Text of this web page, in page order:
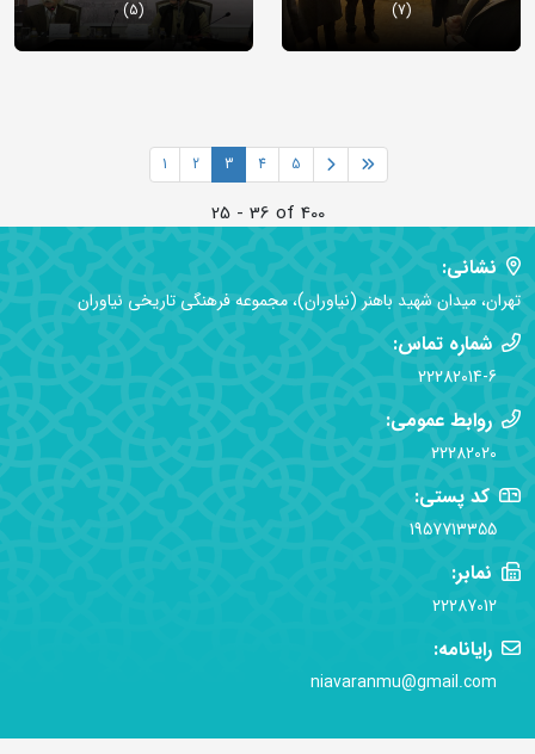
(5) (7)
1 2 3 4 5
25 - 36 of 400
نشانی:
تهران، میدان شهید باهنر (نیاوران)، مجموعه فرهنگی تاریخی نیاوران
شماره تماس:
22282014-6
روابط عمومی:
22282020
کد پستی:
1957713355
نمابر:
22287012
رایانامه:
niavaranmu@gmail.com